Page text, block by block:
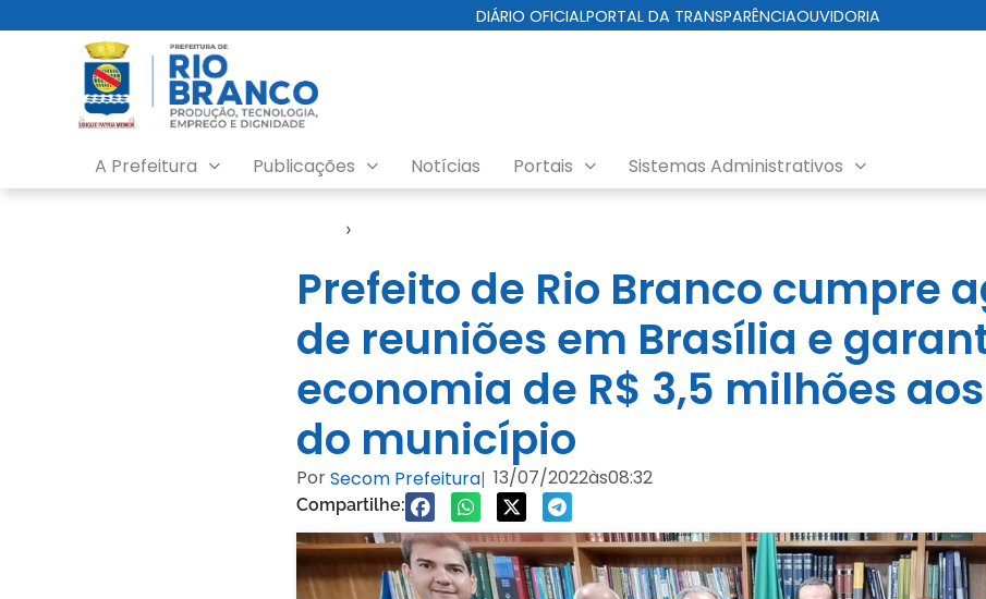
DIÁRIO OFICIALPORTAL DA TRANSPARÊNCIAOUVIDORIA
A Prefeitura Publicações Notícias Portais Sistemas Administrativos
›
Prefeito de Rio Branco cumpre
de reuniões em Brasília e
economia de R$ 3,5 milhões
do município
PorSecom Prefeitura| 13/07/2022às08:32
Compartilhe: